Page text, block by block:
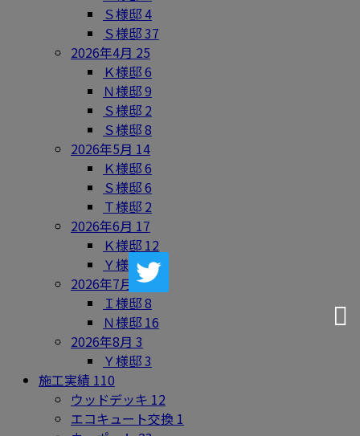
Ｓ様邸4
Ｓ様邸37
2026年4月 25
Ｋ様邸6
Ｎ様邸9
Ｓ様邸 2
Ｓ様邸8
2026年5月 14
Ｋ様邸6
Ｓ様邸6
Ｔ様邸 2
2026年6月 17
Ｋ様邸 12
Ｙ様邸5
2026年7月 24
Ｉ様邸8
Ｎ様邸 16
2026年8月 3
Ｙ様邸3
施工実績 110
ウッドデッキ 12
エコキュート交換 1